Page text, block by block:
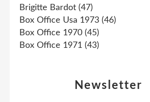
Newsletter
Brigitte Bardot (47)
Box Office Usa 1973 (46)
Box Office 1970 (45)
Box Office 1971 (43)